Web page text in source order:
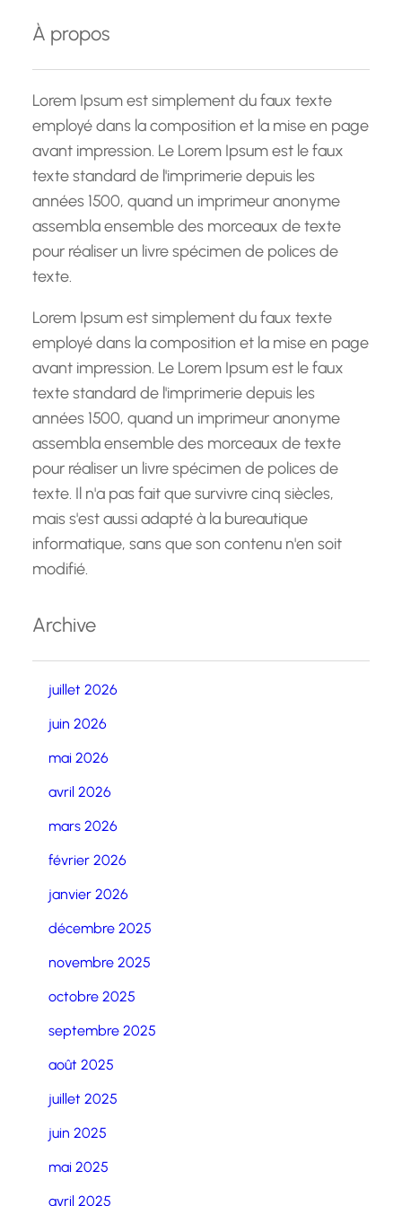
r
c
h
À propos
Lorem Ipsum est simplement du faux texte
employé dans la composition et la mise en page
avant impression. Le Lorem Ipsum est le faux
texte standard de l'imprimerie depuis les
années 1500, quand un imprimeur anonyme
assembla ensemble des morceaux de texte
pour réaliser un livre spécimen de polices de
texte.
Lorem Ipsum est simplement du faux texte
employé dans la composition et la mise en page
avant impression. Le Lorem Ipsum est le faux
texte standard de l'imprimerie depuis les
années 1500, quand un imprimeur anonyme
assembla ensemble des morceaux de texte
pour réaliser un livre spécimen de polices de
texte. Il n'a pas fait que survivre cinq siècles,
mais s'est aussi adapté à la bureautique
informatique, sans que son contenu n'en soit
modifié.
Archive
juillet 2026
juin 2026
mai 2026
avril 2026
mars 2026
février 2026
janvier 2026
décembre 2025
novembre 2025
octobre 2025
septembre 2025
août 2025
juillet 2025
juin 2025
mai 2025
avril 2025